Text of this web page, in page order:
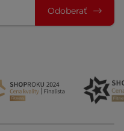
Odoberať